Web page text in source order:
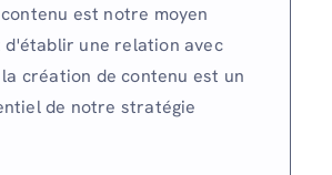
est notre moyen
une relation avec
création de contenu est un
de notre stratégie